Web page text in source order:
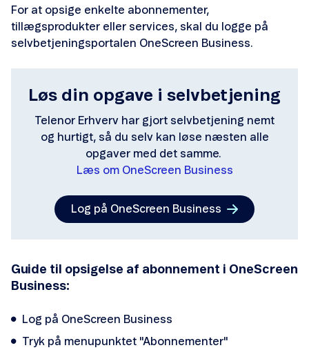
Overdrag nummer
Skift abonnement
Meld flytning
Opsig abonnement
Ingen forbindelse
Udlandspriser i Danmark
For at opsige enkelte abonnementer,
tillægsprodukter eller services, skal du logge på
selvbetjeningsportalen OneScreen Business.
Løs din opgave i selvbetjening
Telenor Erhverv har gjort selvbetjening nemt
og hurtigt, så du selv kan løse næsten alle
opgaver med det samme.
Læs om OneScreen Business
Log på OneScreen Business
Guide til opsigelse af abonnement i OneScreen
Business:
Log på OneScreen Business
Tryk på menupunktet "Abonnementer"